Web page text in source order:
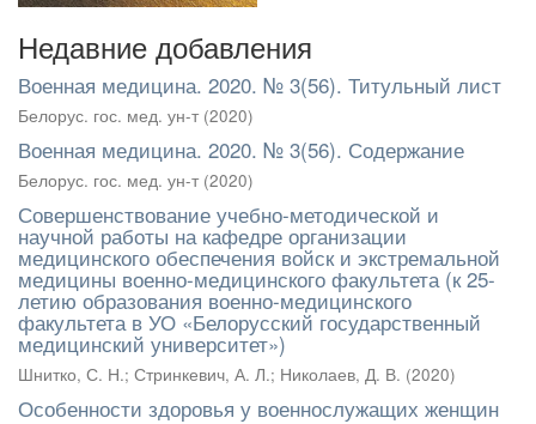
Недавние добавления
Военная медицина. 2020. № 3(56). Титульный лист
Белорус. гос. мед. ун-т (2020)
Военная медицина. 2020. № 3(56). Содержание
Белорус. гос. мед. ун-т (2020)
Совершенствование учебно-методической и
научной работы на кафедре организации
медицинского обеспечения войск и экстремальной
медицины военно-медицинского факультета (к 25-
летию образования военно-медицинского
факультета в УО «Белорусский государственный
медицинский университет»)
Шнитко, С. Н.; Стринкевич, А. Л.; Николаев, Д. В. (2020)
Особенности здоровья у военнослужащих женщин